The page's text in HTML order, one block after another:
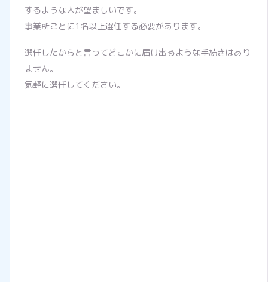
するような人が望ましいです。
事業所ごとに1名以上選任する必要があります。
選任したからと言ってどこかに届け出るような手続きはあり
ません。
気軽に選任してください。